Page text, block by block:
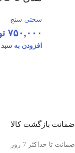
سختی سنج
۷۵۰,۰۰۰
افزودن به
ضمانت بازگشت کالا
ضمانت تا حداکثر 7 روز